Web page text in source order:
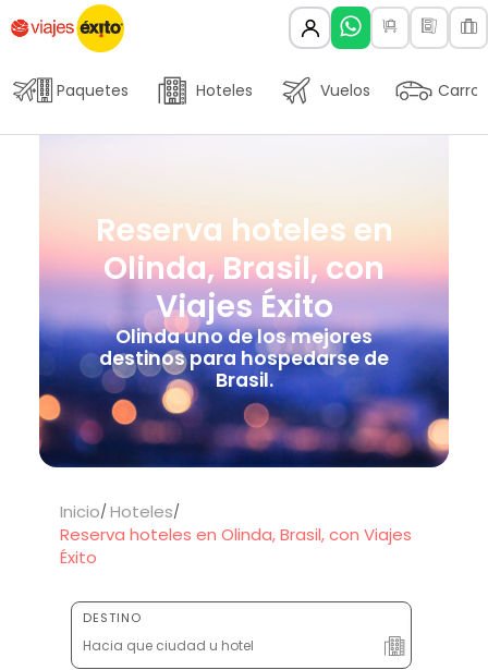
Paquetes Hoteles Vuelos Carros
Reserva hoteles en
Olinda, Brasil, con
Viajes Éxito
Olinda uno de los mejores
destinos para hospedarse de
Brasil.
Inicio Hoteles
Reserva hoteles en Olinda, Brasil, con Viajes
Éxito
DESTINO